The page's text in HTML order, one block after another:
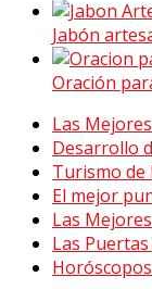
Jabón
Oración
Las
Desarrollo
Turismo de
El mejor
Las
Las